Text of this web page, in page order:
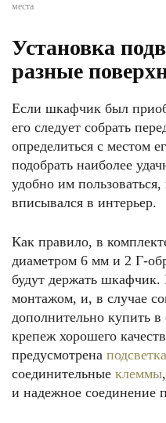
места
Установка
разные
Если шкафчик был
его следует собрать
определиться с местом
подобрать наиболее
удобно им
вписывался в интерьер.
Как правило, в
диаметром 6 мм и 2 Г-
будут держать
монтажом, и, в случае
дополнительно купить в
крепеж хорошего
предусмотрена подсветка
соединительные клеммы
и надежное соединение